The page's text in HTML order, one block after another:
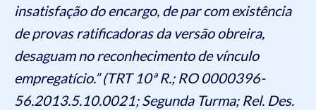
insatisfação do encargo, de par com existência
de provas ratificadoras da versão obreira,
desaguam no reconhecimento de vínculo
empregatício.” (TRT 10ª R.; RO 0000396-
56.2013.5.10.0021; Segunda Turma; Rel. Des.